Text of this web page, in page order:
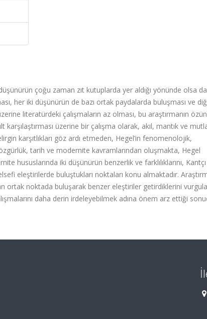
çoğu zaman zıt kutuplarda yer aldığı yönünde olsa da
her iki düşünürün de bazı ortak paydalarda buluşması ve
literatürdeki çalışmaların az olması, bu araştırmanın
üzerine bir çalışma olarak, akıl, mantık ve
karşıtlıkları göz ardı etmeden, Hegel’in fenomenolojik,
tarih ve modernite kavramlarından oluşmakta, Hegel
hususlarında iki düşünürün benzerlik ve farklılıklarını, Kantçı
eleştirilerde buluştukları noktaları konu almaktadır.
ortak noktada buluşarak benzer eleştiriler getirdiklerini
daha derin irdeleyebilmek adına önem arz ettiği